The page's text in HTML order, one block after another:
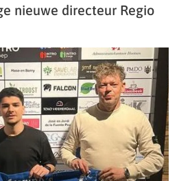
nieuwe directeur Regio